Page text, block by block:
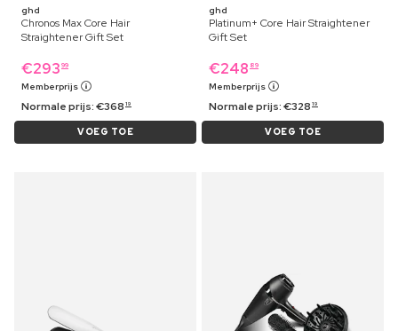
ghd
Chronos Max Core Hair
Straightener Gift Set
€293 99
Memberprijs
Normale prijs:€368 19
VOEG TOE
ghd
Platinum+ Core Hair Straightener
Gift Set
€248 89
Memberprijs
Normale prijs:€328 19
VOEG TOE